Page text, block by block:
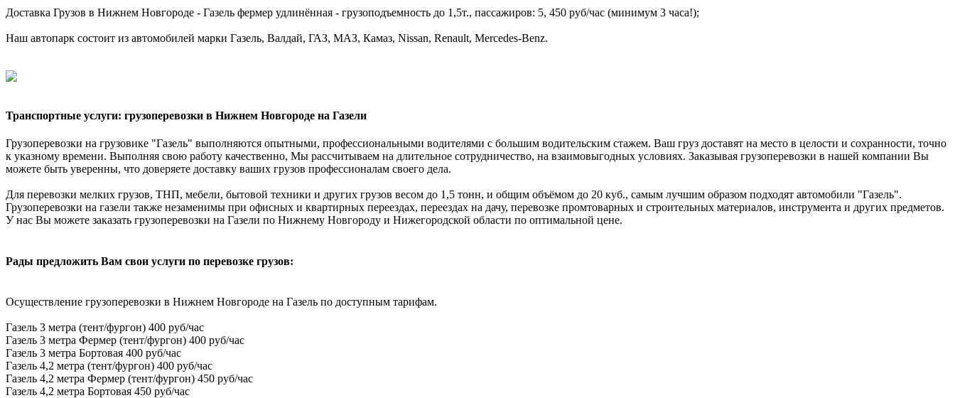
Доставка Грузов в Нижнем Новгороде - Газель фермер удлинённая - грузоподъемность до 1,5т., пассажиров: 5, 450 руб/час (минимум 3 часа!);
Наш автопарк состоит из автомобилей марки Газель, Валдай, ГАЗ, МАЗ, Камаз, Nissan, Renault, Mercedes-Benz.
Транспортные услуги: грузоперевозки в Нижнем Новгороде на Газели
Грузоперевозки на грузовике "Газель" выполняются опытными, профессиональными водителями с большим водительским стажем. Ваш груз доставят на место в целости и сохранности, точно
к указному времени. Выполняя свою работу качественно, Мы рассчитываем на длительное сотрудничество, на взаимовыгодных условиях. Заказывая грузоперевозки в нашей компании Вы
можете быть уверенны, что доверяете доставку ваших грузов профессионалам своего дела.
Для перевозки мелких грузов, ТНП, мебели, бытовой техники и других грузов весом до 1,5 тонн, и общим объёмом до 20 куб., самым лучшим образом подходят автомобили "Газель".
Грузоперевозки на газели также незаменимы при офисных и квартирных переездах, переездах на дачу, перевозке промтоварных и строительных материалов, инструмента и других предметов.
У нас Вы можете заказать грузоперевозки на Газели по Нижнему Новгороду и Нижегородской области по оптимальной цене.
Рады предложить Вам свои услуги по перевозке грузов:
Осуществление грузоперевозки в Нижнем Новгороде на Газель по доступным тарифам.
Газель 3 метра (тент/фургон) 400 руб/час
Газель 3 метра Фермер (тент/фургон) 400 руб/час
Газель 3 метра Бортовая 400 руб/час
Газель 4,2 метра (тент/фургон) 400 руб/час
Газель 4,2 метра Фермер (тент/фургон) 450 руб/час
Газель 4,2 метра Бортовая 450 руб/час